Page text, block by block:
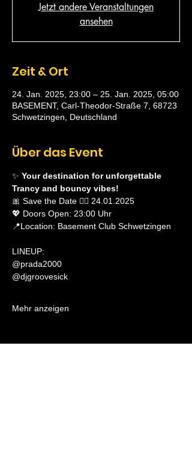
Jetzt andere Veranstaltungen
ansehen
Zeit & Ort
24. Jan. 2025, 23:00 – 25. Jan. 2025, 05:00
BASEMENT, Carl-Theodor-Straße 7, 68723
Schwetzingen, Deutschland
Über das Event
✨ Your destination for unforgettable
Trancy and bouncy vibes!
🎀 Save the Date 👉🏻 24.01.2025
💖 Doors Open: 23:00 Uhr
📍Location: Basement Club Schwetzingen
LINEUP:
@prada2000
@djgroovesick
Mehr anzeigen